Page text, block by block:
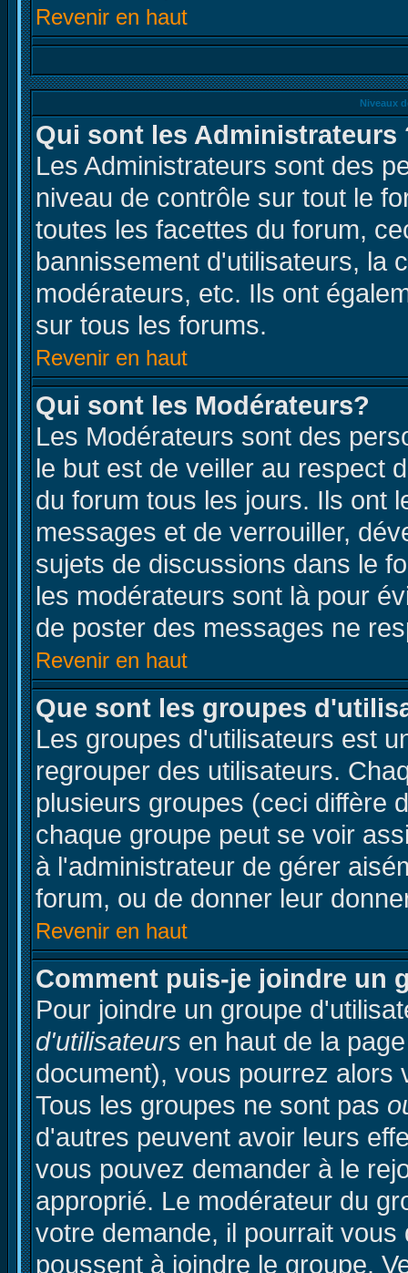
Revenir en haut
Niveaux
Qui sont les Administrateurs
Les Administrateurs sont des
niveau de contrôle sur tout le
toutes les facettes du forum,
bannissement d'utilisateurs, la
modérateurs, etc. Ils ont
sur tous les forums.
Revenir en haut
Qui sont les Modérateurs?
Les Modérateurs sont des
le but est de veiller au respect
du forum tous les jours. Ils ont
messages et de verrouiller,
sujets de discussions dans le
les modérateurs sont là pour
de poster des messages ne
Revenir en haut
Que sont les groupes
Les groupes d'utilisateurs est
regrouper des utilisateurs.
plusieurs groupes (ceci diffère
chaque groupe peut se voir
à l'administrateur de gérer
forum, ou de donner leur
Revenir en haut
Comment puis-je joindre un
Pour joindre un groupe
d'utilisateurs en haut de la
document), vous pourrez alors
Tous les groupes ne sont pas
d'autres peuvent avoir leurs
vous pouvez demander à le
approprié. Le modérateur du
votre demande, il pourrait
poussent à joindre le groupe.